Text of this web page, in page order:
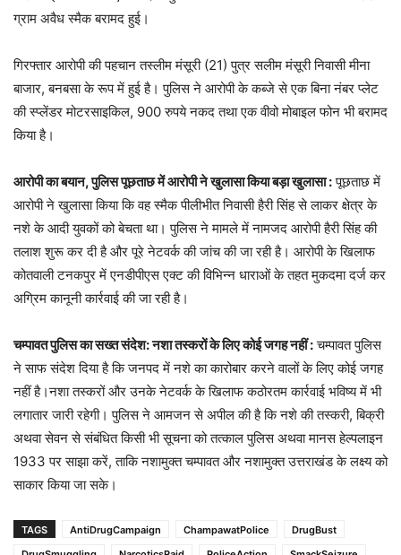
ग्राम अवैध स्मैक बरामद हुई।
गिरफ्तार आरोपी की पहचान तस्लीम मंसूरी (21) पुत्र सलीम मंसूरी निवासी मीना
बाजार, बनबसा के रूप में हुई है। पुलिस ने आरोपी के कब्जे से एक बिना नंबर प्लेट
की स्प्लेंडर मोटरसाइकिल, 900 रुपये नकद तथा एक वीवो मोबाइल फोन भी बरामद
किया है।
आरोपी का बयान, पुलिस पूछताछ में आरोपी ने खुलासा किया बड़ा खुलासा :पूछताछ में
आरोपी ने खुलासा किया कि वह स्मैक पीलीभीत निवासी हैरी सिंह से लाकर क्षेत्र के
नशे के आदी युवकों को बेचता था। पुलिस ने मामले में नामजद आरोपी हैरी सिंह की
तलाश शुरू कर दी है और पूरे नेटवर्क की जांच की जा रही है। आरोपी के खिलाफ
कोतवाली टनकपुर में एनडीपीएस एक्ट की विभिन्न धाराओं के तहत मुकदमा दर्ज कर
अग्रिम कानूनी कार्रवाई की जा रही है।
चम्पावत पुलिस का सख्त संदेश: नशा तस्करों के लिए कोई जगह नहीं :चम्पावत पुलिस
ने साफ संदेश दिया है कि जनपद में नशे का कारोबार करने वालों के लिए कोई जगह
नहीं है।नशा तस्करों और उनके नेटवर्क के खिलाफ कठोरतम कार्रवाई भविष्य में भी
लगातार जारी रहेगी। पुलिस ने आमजन से अपील की है कि नशे की तस्करी, बिक्री
अथवा सेवन से संबंधित किसी भी सूचना को तत्काल पुलिस अथवा मानस हेल्पलाइन
1933 पर साझा करें, ताकि नशामुक्त चम्पावत और नशामुक्त उत्तराखंड के लक्ष्य को
साकार किया जा सके।
TAGS AntiDrugCampaign ChampawatPolice
DrugBust